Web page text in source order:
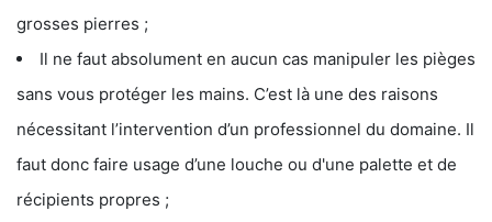
grosses pierres ;
Il ne faut absolument en aucun cas manipuler les pièges
sans vous protéger les mains. C’est là une des raisons
nécessitant l’intervention d’un professionnel du domaine. Il
faut donc faire usage d’une louche ou d'une palette et de
récipients propres ;